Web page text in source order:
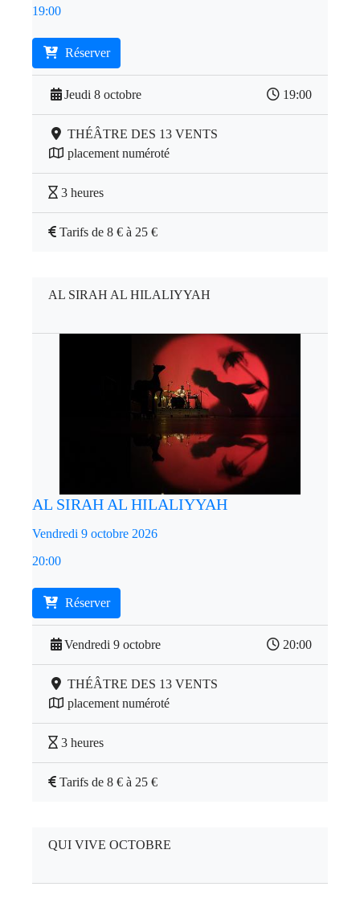
19:00
Réserver
Jeudi 8 octobre 19:00
THÉÂTRE DES 13 VENTS
placement numéroté
3 heures
Tarifs de 8 € à 25 €
AL SIRAH AL HILALIYYAH
AL SIRAH AL HILALIYYAH
Vendredi 9 octobre 2026
20:00
Réserver
Vendredi 9 octobre 20:00
THÉÂTRE DES 13 VENTS
placement numéroté
3 heures
Tarifs de 8 € à 25 €
QUI VIVE OCTOBRE